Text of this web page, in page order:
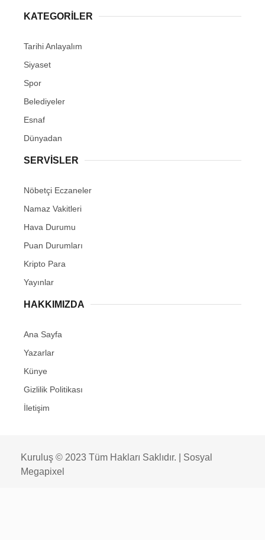
KATEGORİLER
Tarihi Anlayalım
Siyaset
Spor
Belediyeler
Esnaf
Dünyadan
SERVİSLER
Nöbetçi Eczaneler
Namaz Vakitleri
Hava Durumu
Puan Durumları
Kripto Para
Yayınlar
HAKKIMIZDA
Ana Sayfa
Yazarlar
Künye
Gizlilik Politikası
İletişim
Kuruluş © 2023 Tüm Hakları Saklıdır. | Sosyal
Megapixel